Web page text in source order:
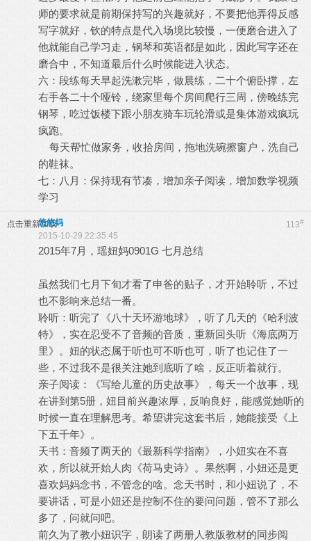
师的要求就是前期保持写的兴趣就好，不要把他弄得反感
写字就好，钦的特点是代入场境比较慢，一便磨合进入了
他就能自己学习走，钢琴和英语都是如此，因此写字还在
磨合中，不知道最后什么时候能进入状态。
六：段练每天早起洗漱完毕，做晨练，二十个俯卧撑，左
右手各二十个哑铃，绕家里每个房间爬行三周，傍晚练完
钢琴，吃过饭楼下跟小朋友骑车玩轮滑或是集体游戏疯玩
疯跑。
每天帮忙做家务，收拾房间，拖地洗碗擦窗户，洗自己
的鞋袜。
七：八月：保持现有节凑，增加亲子阅读，增加数学视频
学习
点击重新加载 113#
悠悠妈
2015-10-29 22:35:45
2015年7月，瑶妞妈0901G 七月总结
虽然我们七月下旬才看了申爸的贴子，才开始聆听，不过
也不影响来总结一番。
聆听：听完了《八十天环游地球》，听了几天的《哈利波
特》，实在忍受不了音频的音质，重新回头听《海底两万
里》。妞的状态属于听也可不听也可，听了也记住了一
些，不过我不是很关注她到底听了啥，反正听着就行。
亲子阅读：《写给儿童的历史故事》，每天一个故事，现
在讲到第5册，妞目前兴趣浓厚，反响良好，能感觉她听的
时候一直在理解思考。希望讲完这套书后，她能接受《上
下五千年》。
天书：音频了两天的《最新科学指南》，小妞实在不喜
欢，所以就开始人肉《荷马史诗》。果然啊，小妞还是更
喜欢妈妈念书，不管念的啥。念天书时，和小妞说了，不
要讲话，可是小妞还是控制不住的要问问题，管不了那么
多了，问就问吧。
前久为了教小妞识字，朗读了两册人教版教材的同步阅